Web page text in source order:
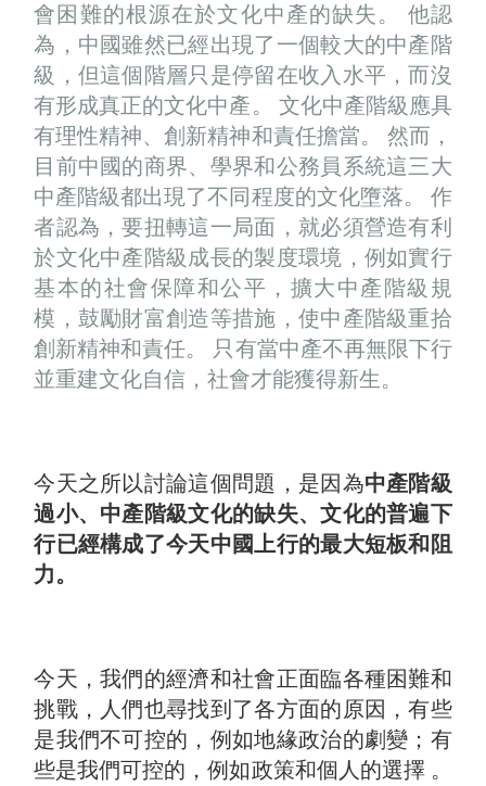
會困難的根源在於文化中產的缺失。 他認
為，中國雖然已經出現了一個較大的中產階
級，但這個階層只是停留在收入水平，而沒
有形成真正的文化中產。 文化中產階級應具
有理性精神、創新精神和責任擔當。 然而，
目前中國的商界、學界和公務員系統這三大
中產階級都出現了不同程度的文化墮落。 作
者認為，要扭轉這一局面，就必須營造有利
於文化中產階級成長的製度環境，例如實行
基本的社會保障和公平，擴大中產階級規
模，鼓勵財富創造等措施，使中產階級重拾
創新精神和責任。 只有當中產不再無限下行
並重建文化自信，社會才能獲得新生。
今天之所以討論這個問題，是因為中產階級
過小、中產階級文化的缺失、文化的普遍下
行已經構成了今天中國上行的最大短板和阻
力。
今天，我們的經濟和社會正面臨各種困難和
挑戰，人們也尋找到了各方面的原因，有些
是我們不可控的，例如地緣政治的劇變；有
些是我們可控的，例如政策和個人的選擇 。